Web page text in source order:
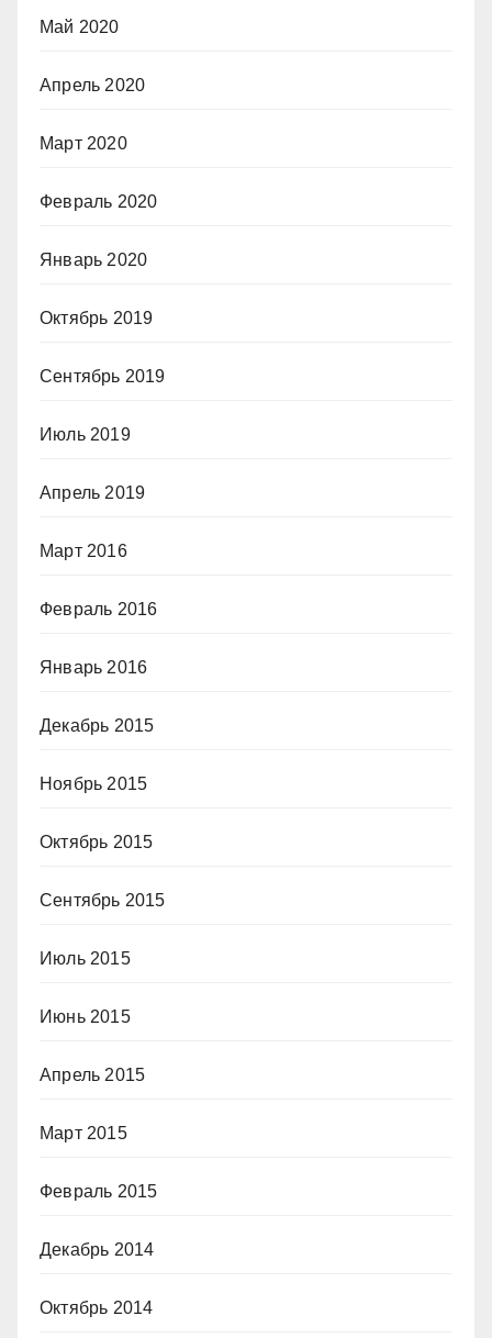
Май 2020
Апрель 2020
Март 2020
Февраль 2020
Январь 2020
Октябрь 2019
Сентябрь 2019
Июль 2019
Апрель 2019
Март 2016
Февраль 2016
Январь 2016
Декабрь 2015
Ноябрь 2015
Октябрь 2015
Сентябрь 2015
Июль 2015
Июнь 2015
Апрель 2015
Март 2015
Февраль 2015
Декабрь 2014
Октябрь 2014